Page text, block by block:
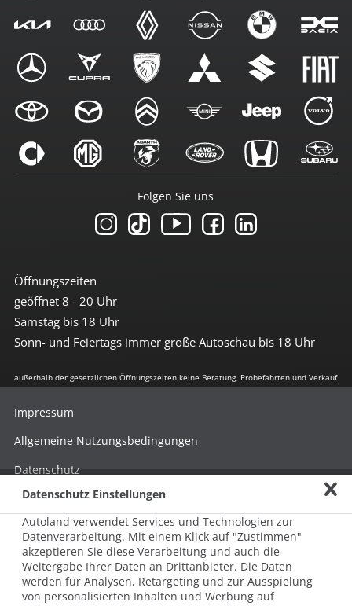
Öffnungszeiten
geöffnet 8 - 20 Uhr
Samstag bis 18 Uhr
Sonn- und Feiertags immer große Autoschau bis 18 Uhr
Folgen Sie uns
außerhalb der gesetzlichen Öffnungszeiten keine Beratung, Probefahrten und Verkauf
© 2026 AUTOLAND 24 SE & Co. Betriebs KG
Werner-von-Siemens-Str. 2, 06796 Brehna, Deutschland
Impressum
Allgemeine Nutzungsbedingungen
Datenschutz
Hinweisgebersystem nach HinSchG
Beschwerde nach LkSG
Grundsatzerklärung zum LkSG
Datenschutz Einstellungen
Autoland verwendet Services und Technologien zur
Datenverarbeitung. Mit einem Klick auf "Zustimmen"
akzeptieren Sie diese Verarbeitung und auch die
Weitergabe Ihrer Daten an Drittanbieter. Die Daten
werden für Analysen, Retargeting und zur Ausspielung
von personalisierten Inhalten und Werbung auf